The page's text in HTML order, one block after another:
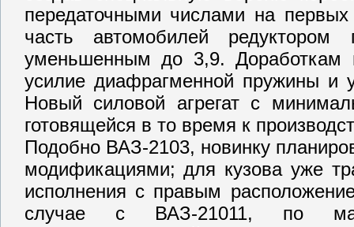
передаточными числами на первых
часть автомобилей
уменьшенным до 3,9. Доработкам
усилие диафрагменной пружины и
Новый силовой агрегат с
готовящейся в то время к
Подобно ВАЗ-2103, новинку
модификациями; для кузова уже
исполнения с правым
случае с ВАЗ-21011, по